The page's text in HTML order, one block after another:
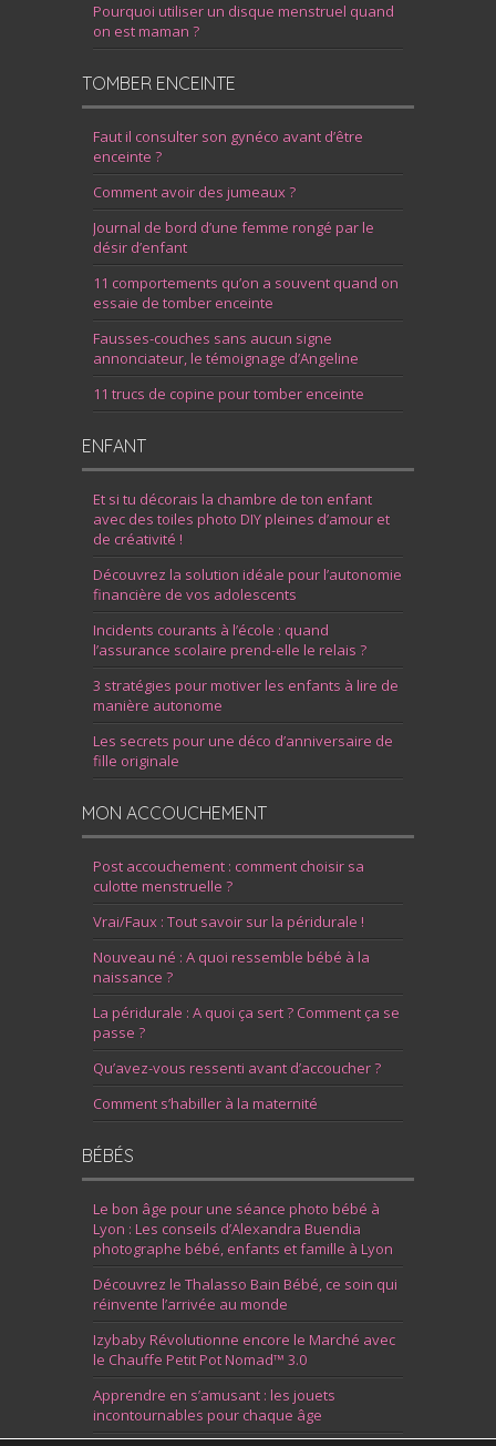
Pourquoi utiliser un disque menstruel quand
on est maman ?
TOMBER ENCEINTE
Faut il consulter son gynéco avant d’être
enceinte ?
Comment avoir des jumeaux ?
Journal de bord d’une femme rongé par le
désir d’enfant
11 comportements qu’on a souvent quand on
essaie de tomber enceinte
Fausses-couches sans aucun signe
annonciateur, le témoignage d’Angeline
11 trucs de copine pour tomber enceinte
ENFANT
Et si tu décorais la chambre de ton enfant
avec des toiles photo DIY pleines d’amour et
de créativité !
Découvrez la solution idéale pour l’autonomie
financière de vos adolescents
Incidents courants à l’école : quand
l’assurance scolaire prend-elle le relais ?
3 stratégies pour motiver les enfants à lire de
manière autonome
Les secrets pour une déco d’anniversaire de
fille originale
MON ACCOUCHEMENT
Post accouchement : comment choisir sa
culotte menstruelle ?
Vrai/Faux : Tout savoir sur la péridurale !
Nouveau né : A quoi ressemble bébé à la
naissance ?
La péridurale : A quoi ça sert ? Comment ça se
passe ?
Qu’avez-vous ressenti avant d’accoucher ?
Comment s’habiller à la maternité
BÉBÉS
Le bon âge pour une séance photo bébé à
Lyon : Les conseils d’Alexandra Buendia
photographe bébé, enfants et famille à Lyon
Découvrez le Thalasso Bain Bébé, ce soin qui
réinvente l’arrivée au monde
Izybaby Révolutionne encore le Marché avec
le Chauffe Petit Pot Nomad™ 3.0
Apprendre en s’amusant : les jouets
incontournables pour chaque âge